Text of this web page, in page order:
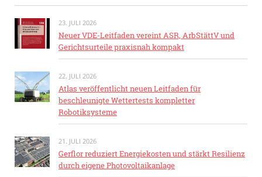
23. JULI 2026
Neuer VDE-Leitfaden vereint ASR, ArbStättV und
Gerichtsurteile praxisnah kompakt
22. JULI 2026
Atlas veröffentlicht neuen Leitfaden für
beschleunigte Wettertests kompletter
Robotiksysteme
21. JULI 2026
Gerflor reduziert Energiekosten und stärkt Resilienz
durch eigene Photovoltaikanlage